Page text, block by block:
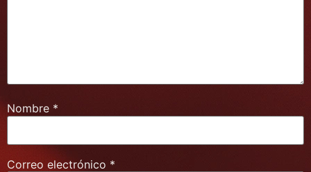
Nombre *
Correo electrónico *